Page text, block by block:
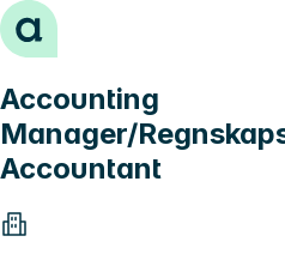
Hopp til innhold
Accounting
Manager/
Accountant